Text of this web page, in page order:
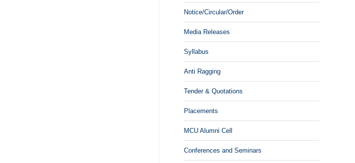
Notice/Circular/Order
Media Releases
Syllabus
Anti Ragging
Tender & Quotations
Placements
MCU Alumni Cell
Conferences and Seminars